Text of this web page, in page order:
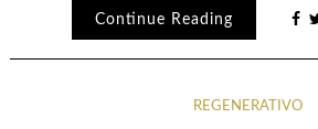
Continue Reading
REGENERATIVO